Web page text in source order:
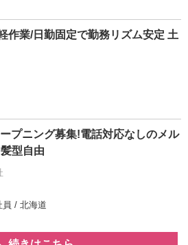
作業/日勤固定で勤務リズム安定 土
プニング募集!電話対応なしのメル
型自由
員 / 北海道